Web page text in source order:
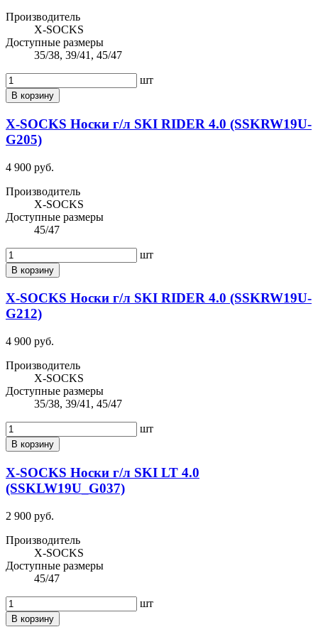
Производитель
X-SOCKS
Доступные размеры
35/38, 39/41, 45/47
шт
В корзину
X-SOCKS Носки г/л SKI RIDER 4.0 (SSKRW19U-
G205)
4 900 руб.
Производитель
X-SOCKS
Доступные размеры
45/47
шт
В корзину
X-SOCKS Носки г/л SKI RIDER 4.0 (SSKRW19U-
G212)
4 900 руб.
Производитель
X-SOCKS
Доступные размеры
35/38, 39/41, 45/47
шт
В корзину
X-SOCKS Носки г/л SKI LT 4.0
(SSKLW19U_G037)
2 900 руб.
Производитель
X-SOCKS
Доступные размеры
45/47
шт
В корзину